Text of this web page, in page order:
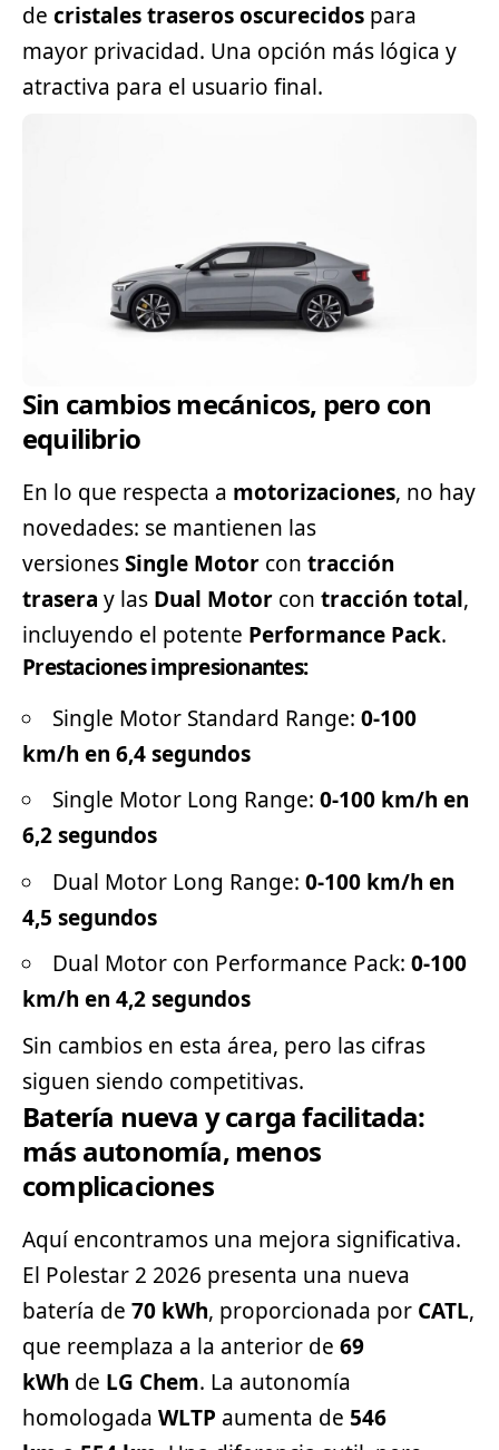
de cristales traseros oscurecidos para
mayor privacidad. Una opción más lógica y
atractiva para el usuario final.
Sin cambios mecánicos, pero con
equilibrio
En lo que respecta a motorizaciones, no hay
novedades: se mantienen las
versionesSingle Motor con tracción
trasera y las Dual Motor con tracción total,
incluyendo el potente Performance Pack.
Prestaciones impresionantes:
Single Motor Standard Range: 0-100
km/h en 6,4 segundos
Single Motor Long Range: 0-100 km/h en
6,2 segundos
Dual Motor Long Range: 0-100 km/h en
4,5 segundos
Dual Motor con Performance Pack: 0-100
km/h en 4,2 segundos
Sin cambios en esta área, pero las cifras
siguen siendo competitivas.
Batería nueva y carga facilitada:
más autonomía, menos
complicaciones
Aquí encontramos una mejora significativa.
El Polestar 2 2026 presenta una nueva
batería de 70 kWh, proporcionada por CATL,
que reemplaza a la anterior de 69
kWh de LG Chem. La autonomía
homologada WLTP aumenta de 546